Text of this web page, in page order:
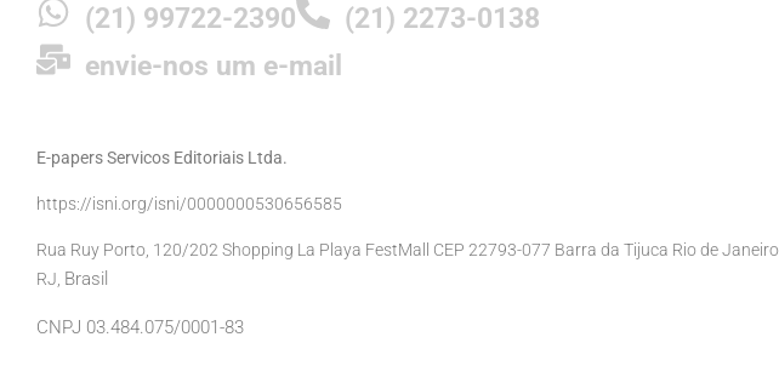
(21) 99722-2390
(21) 2273-0138
envie-nos um e-mail
E-papers Servicos Editoriais Ltda.
https://isni.org/isni/0000000530656585
Rua Ruy Porto, 120/202 Shopping La Playa FestMall CEP 22793-077 Barra da Tijuca Rio de Janeiro
RJ, Brasil
CNPJ 03.484.075/0001-83